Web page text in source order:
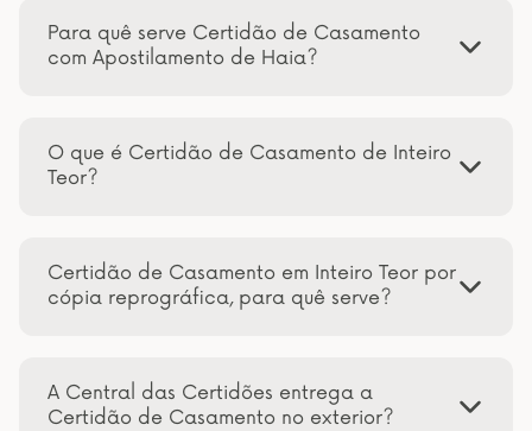
Para quê serve Certidão de Casamento
com Apostilamento de Haia?
O que é Certidão de Casamento de Inteiro
Teor?
Certidão de Casamento em Inteiro Teor por
cópia reprográfica, para quê serve?
A Central das Certidões entrega a
Certidão de Casamento no exterior?